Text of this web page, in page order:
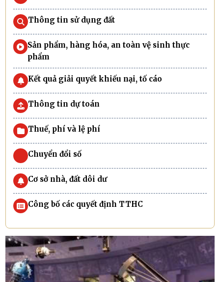
Thông tin sử dụng đất
Sản phẩm, hàng hóa, an toàn vệ sinh thực
phẩm
Kết quả giải quyết khiếu nại, tố cáo
Thông tin dự toán
Thuế, phí và lệ phí
Chuyển đổi số
Cơ sở nhà, đất dôi dư
Công bố các quyết định TTHC